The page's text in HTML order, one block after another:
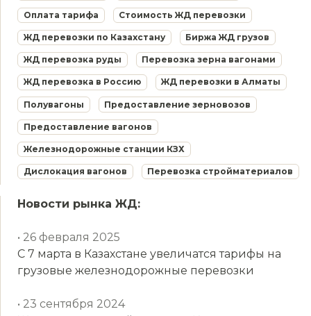
Оплата тарифа Стоимость ЖД перевозки
ЖД перевозки по Казахстану Биржа ЖД грузов
ЖД перевозка руды Перевозка зерна вагонами
ЖД перевозка в Россию ЖД перевозки в Алматы
Полувагоны Предоставление зерновозов
Предоставление вагонов
Железнодорожные станции КЗХ
Дислокация вагонов Перевозка стройматериалов
Новости рынка ЖД:
• 26 февраля 2025
С 7 марта в Казахстане увеличатся тарифы на
грузовые железнодорожные перевозки
• 23 сентября 2024